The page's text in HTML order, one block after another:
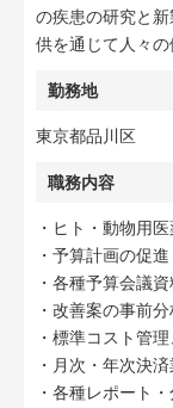
の疾患の研究と
供を通じて人々の
勤務地
東京都品川区
職務内容
・ヒト・動物用
・予算計画の促進
・各種予算会議
・改善案の事前
・標準コスト管
・月次・年次決
・各種レポート